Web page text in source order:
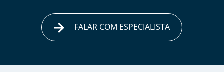
FALAR COM ESPECIALISTA